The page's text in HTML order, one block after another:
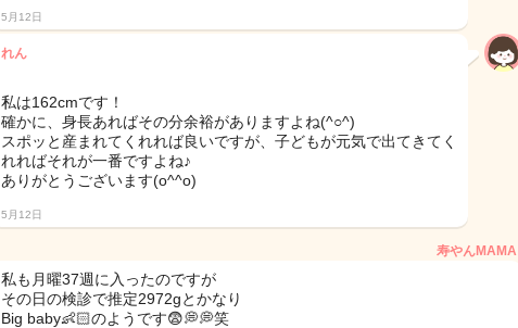
5月12日
れん
私は162cmです！
確かに、身長あればその分余裕がありますよね(^○^)
スポッと産まれてくれれば良いですが、子どもが元気で出てきてく
れればそれが一番ですよね♪
ありがとうございます(o^^o)
5月12日
寿やんMAMA
私も月曜37週に入ったのですが
その日の検診で推定2972gとかなり
Big baby👶🏻のようです😨💭💭笑